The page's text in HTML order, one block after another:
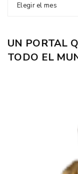
Elegir el mes
UN PORTAL
TODO EL